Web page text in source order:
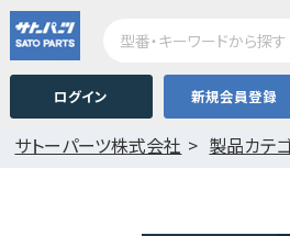
ログイン 新規会員登録
サトーパーツ株式会社 製品カテ